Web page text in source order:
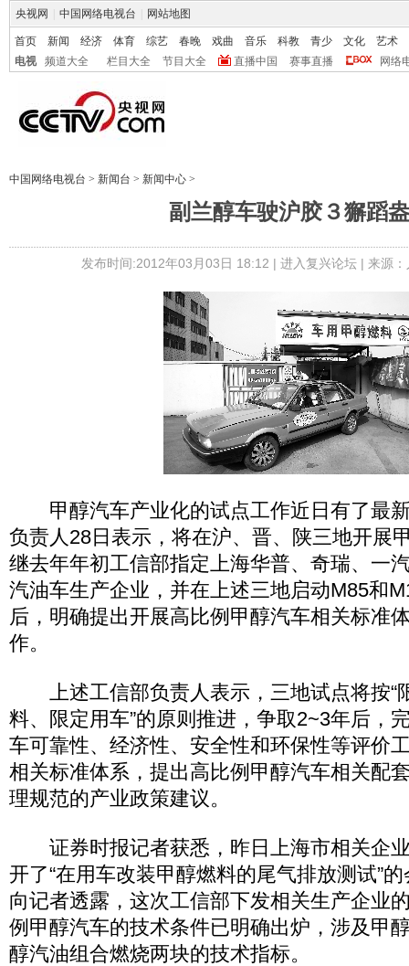
央视网 中国网络电视台 网站地图
首页 新闻 经济 体育 综艺 春晚 戏曲 音乐 科教 青少 文化
艺术
电视
频道大全 栏目大全 节目大全 直播中国 赛事直播 网络
中国网络电视台 > 新闻台 > 新闻中心 >
副兰醇车驶沪胶３獬蹈
发布时间:2012年03月03日 18:12 | 进入复兴论坛| 来源
甲醇汽车产业化的试点工作近日有了最
负责人28日表示，将在沪、晋、陕三地开展
继去年年初工信部指定上海华普、奇瑞、一
汽油车生产企业，并在上述三地启动M85和
后，明确提出开展高比例甲醇汽车相关标准
作。
上述工信部负责人表示，三地试点将按“
料、限定用车”的原则推进，争取2~3年后，
车可靠性、经济性、安全性和环保性等评价
相关标准体系，提出高比例甲醇汽车相关配
理规范的产业政策建议。
证券时报记者获悉，昨日上海市相关企
开了“在用车改装甲醇燃料的尾气排放测试”
向记者透露，这次工信部下发相关生产企业
例甲醇汽车的技术条件已明确出炉，涉及甲
醇汽油组合燃烧两块的技术指标。